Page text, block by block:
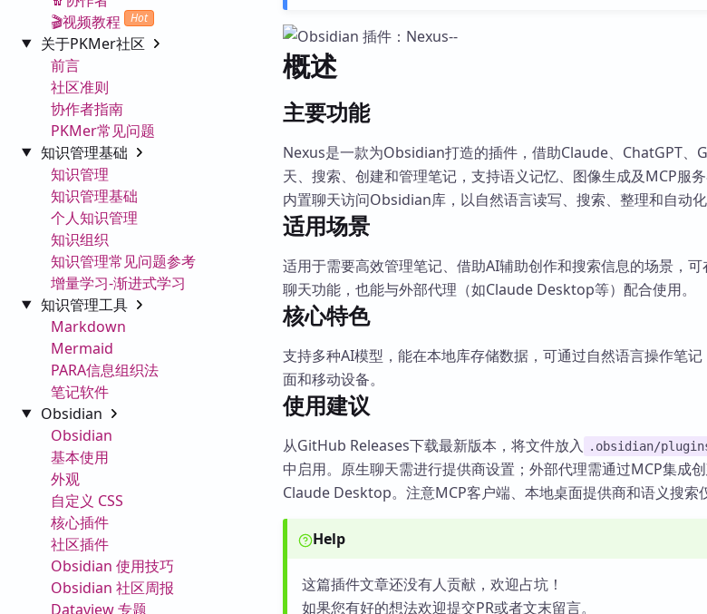
🎬视频教程
Hot
关于PKMer社区
前言
社区准则
协作者指南
PKMer常见问题
知识管理基础
知识管理
知识管理基础
个人知识管理
知识组织
知识管理常见问题参考
增量学习-渐进式学习
知识管理工具
Markdown
Mermaid
PARA信息组织法
笔记软件
Obsidian
Obsidian
基本使用
外观
自定义 CSS
核心插件
社区插件
Obsidian 使用技巧
Obsidian 社区周报
Dataview 专题
概述
主要功能
Nexus是一款为Obsidian打造的插件，借助Claude、ChatGPT、
天、搜索、创建和管理笔记，支持语义记忆、图像生成及MCP服
内置聊天访问Obsidian库，以自然语言读写、搜索、整理和自动化
适用场景
适用于需要高效管理笔记、借助AI辅助创作和搜索信息的场景，
聊天功能，也能与外部代理（如Claude Desktop等）配合使用。
核心特色
支持多种AI模型，能在本地库存储数据，可通过自然语言操作笔
面和移动设备。
使用建议
从GitHub Releases下载最新版本，将文件放入 .obsidian/
中启用。原生聊天需进行提供商设置；外部代理需通过MCP集成
Claude Desktop。注意MCP客户端、本地桌面提供商和语义搜索
Help
这篇插件文章还没有人贡献，欢迎占坑！
如果您有好的想法欢迎提交PR或者文末留言。